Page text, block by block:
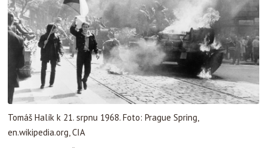
Tomáš Halík k 21. srpnu 1968. Foto: Prague Spring,
en.wikipedia.org, CIA